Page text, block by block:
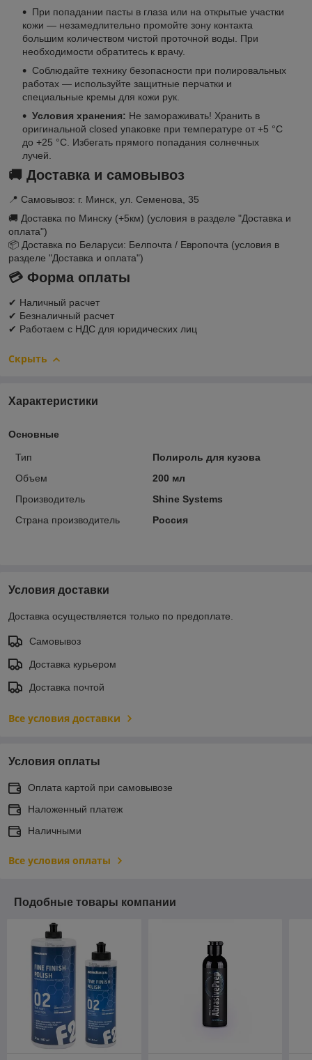
При попадании пасты в глаза или на открытые участки
кожи — незамедлительно промойте зону контакта
большим количеством чистой проточной воды. При
необходимости обратитесь к врачу.
Соблюдайте технику безопасности при полировальных
работах — используйте защитные перчатки и
специальные кремы для кожи рук.
Условия хранения: Не замораживать! Хранить в
оригинальной closed упаковке при температуре от +5 °C
до +25 °C. Избегать прямого попадания солнечных
лучей.
🚚 Доставка и самовывоз
📍 Самовывоз: г. Минск, ул. Семенова, 35
🚚 Доставка по Минску (+5км) (условия в разделе "Доставка и
оплата")
📦 Доставка по Беларуси: Белпочта / Европочта (условия в
разделе "Доставка и оплата")
💳 Форма оплаты
✔ Наличный расчет
✔ Безналичный расчет
✔ Работаем с НДС для юридических лиц
Скрыть
Характеристики
Основные
Тип
Полироль для кузова
Объем
200 мл
Производитель
Shine Systems
Страна производитель
Россия
Условия доставки
Доставка осуществляется только по предоплате.
Самовывоз
Доставка курьером
Доставка почтой
Все условия доставки
Условия оплаты
Оплата картой при самовывозе
Наложенный платеж
Наличными
Все условия оплаты
Подобные товары компании